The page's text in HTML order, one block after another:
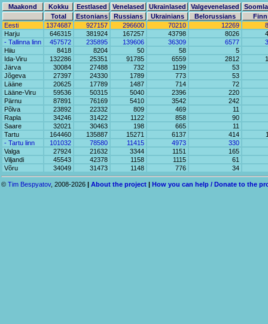
Maakond Kokku Eestlased Venelased Ukrainlased Valgevenelased
Total
Estonians Russians Ukrainians Belorussians
Eesti
1374687 927157 296600 70210 12269
Harju
646315 381924 167257 43798 8026
- Tallinna linn
457572 235895 139606 36309 6577
Hiiu
8418 8204 50 58
5
Ida-Viru
132286 25351 91785 6559 2812
Järva
30084 27488 732 1199
53
Jõgeva
27397 24330 1789 773
53
Lääne
20625 17789 1487 714
72
Lääne-Viru
59536 50315 5040 2396
220
Pärnu
87891 76169 5410 3542
242
Põlva
23892 22332 809 469
11
Rapla
34246 31422 1122 858
90
Saare
32021 30463 198 665
11
Tartu
164460 135887 15271 6137 414
- Tartu linn
101032 78580 11415 4973
330
Valga
27924 21632 3344 1151
165
Viljandi
45543 42378 1158 1115
61
Võru
34049 31473 1148 776 34
© Tim Bespyatov, 2008-2026 | About the project | How you can help / Donate to the